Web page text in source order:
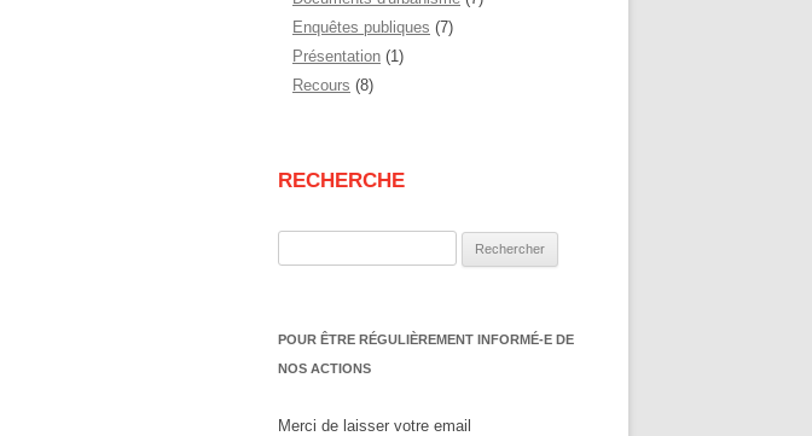
Enquêtes publiques (7)
Présentation (1)
Recours (8)
RECHERCHE
POUR ÊTRE RÉGULIÈREMENT INFORMÉ-E DE
NOS ACTIONS
Merci de laisser votre email